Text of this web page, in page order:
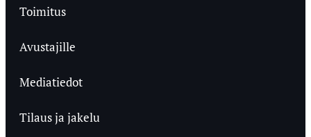
Toimitus
Avustajille
Mediatiedot
Tilaus ja jakelu